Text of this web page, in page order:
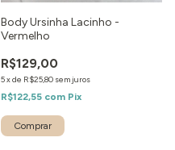
Body Ursinha Lacinho -
Vermelho
R$129,00
5xde R$25,80 sem juros
R$122,55 com Pix